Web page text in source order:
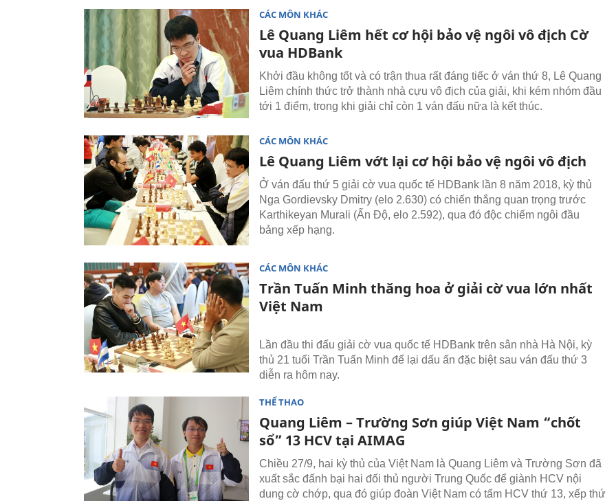
CÁC MÔN KHÁC
Lê Quang Liêm hết cơ hội bảo vệ ngôi vô địch Cờ
vua HDBank
Khởi đầu không tốt và có trận thua rất đáng tiếc ở ván thứ 8, Lê Quang
Liêm chính thức trở thành nhà cựu vô địch của giải, khi kém nhóm đầu
tới 1 điểm, trong khi giải chỉ còn 1 ván đấu nữa là kết thúc.
CÁC MÔN KHÁC
Lê Quang Liêm vớt lại cơ hội bảo vệ ngôi vô địch
Ở ván đấu thứ 5 giải cờ vua quốc tế HDBank lần 8 năm 2018, kỳ thủ
Nga Gordievsky Dmitry (elo 2.630) có chiến thắng quan trọng trước
Karthikeyan Murali (Ấn Độ, elo 2.592), qua đó độc chiếm ngôi đầu
bảng xếp hạng.
CÁC MÔN KHÁC
Trần Tuấn Minh thăng hoa ở giải cờ vua lớn nhất
Việt Nam
Lần đầu thi đấu giải cờ vua quốc tế HDBank trên sân nhà Hà Nội, kỳ
thủ 21 tuổi Trần Tuấn Minh để lại dấu ấn đặc biệt sau ván đấu thứ 3
diễn ra hôm nay.
THỂ THAO
Quang Liêm – Trường Sơn giúp Việt Nam “chốt
sổ” 13 HCV tại AIMAG
Chiều 27/9, hai kỳ thủ của Việt Nam là Quang Liêm và Trường Sơn đã
xuất sắc đấnh bại hai đối thủ người Trung Quốc để giành HCV nội
dung cờ chớp, qua đó giúp đoàn Việt Nam có tấm HCV thứ 13, xếp thứ